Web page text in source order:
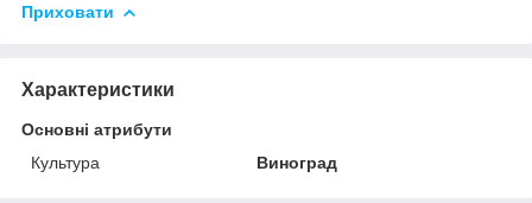
Приховати
Характеристики
Основні атрибути
Культура
Виноград